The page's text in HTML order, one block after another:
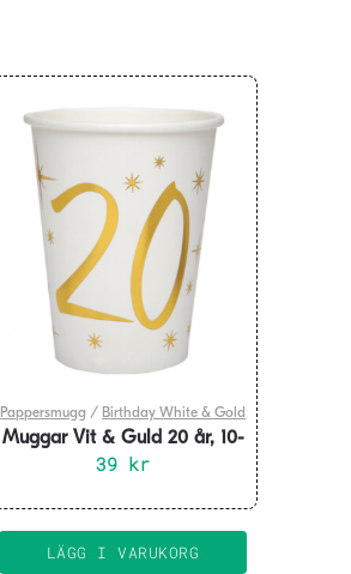
Pappersmugg / Birthday White & Gold
Muggar Vit & Guld 20 år, 10-
pack
39 kr
LÄGG I VARUKORG